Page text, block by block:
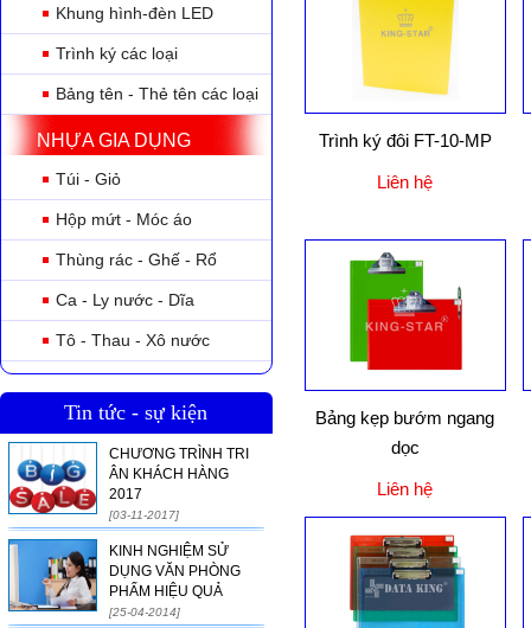
Khung hình-đèn LED
Trình ký các loại
Bảng tên - Thẻ tên các loại
NHỰA GIA DỤNG
Túi - Giỏ
Hộp mứt - Móc áo
Thùng rác - Ghế - Rổ
Ca - Ly nước - Dĩa
Tô - Thau - Xô nước
Tin tức - sự kiện
CHƯƠNG TRÌNH TRI
ÂN KHÁCH HÀNG
2017
[03-11-2017]
KINH NGHIỆM SỬ
DỤNG VĂN PHÒNG
PHẨM HIỆU QUẢ
[25-04-2014]
Trình ký đôi FT-10-MP
Liên hệ
Bảng kẹp bướm ngang
dọc
Liên hệ